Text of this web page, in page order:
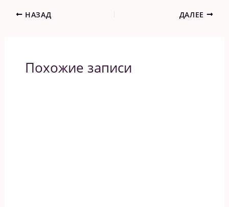
НАЗАД ДАЛЕЕ
Похожие записи